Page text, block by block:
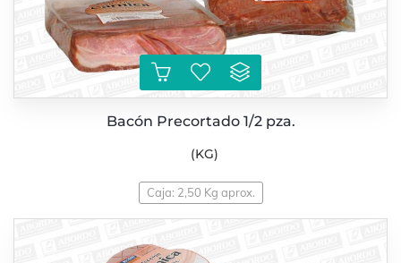
Bacón Precortado 1/2 pza.
(KG)
Caja: 2,50 Kg aprox.